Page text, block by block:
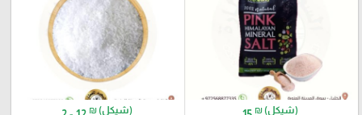
₪ (شيكل) ₪ (شيكل)